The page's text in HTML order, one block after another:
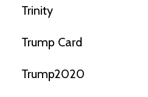
Trinity
Trump Card
Trump2020